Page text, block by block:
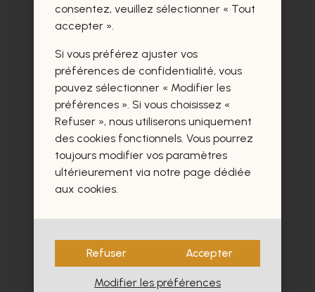
Ces produits vous intéresseront
certainement aussi.
consentez, veuillez sélectionner « Tout
accepter ».
Si vous préférez ajuster vos
préférences de confidentialité, vous
pouvez sélectionner « Modifier les
préférences ». Si vous choisissez «
Refuser », nous utiliserons uniquement
des cookies fonctionnels. Vous pourrez
toujours modifier vos paramètres
ultérieurement via notre page dédiée
aux cookies.
Refuser Accepter
Modifier les préférences